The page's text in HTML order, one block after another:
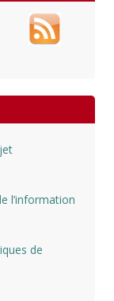
l’information
de